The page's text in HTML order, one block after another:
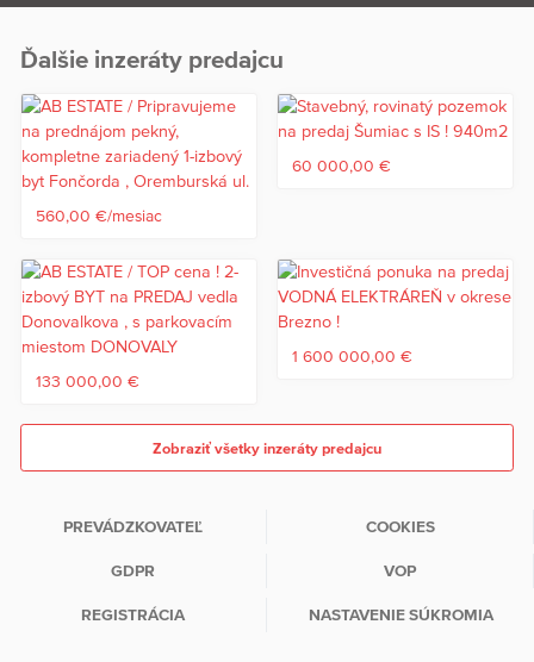
Ďalšie inzeráty predajcu
560,00 €/mesiac
60 000,00 €
133 000,00 €
1 600 000,00 €
Zobraziť všetky inzeráty predajcu
PREVÁDZKOVATEĽ COOKIES
GDPR VOP
REGISTRÁCIA NASTAVENIE SÚKROMIA